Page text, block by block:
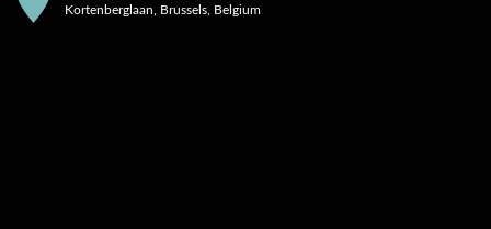
Kortenberglaan, Brussels, Belgium